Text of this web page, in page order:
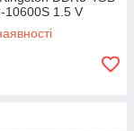
10600S 1.5 V
у)